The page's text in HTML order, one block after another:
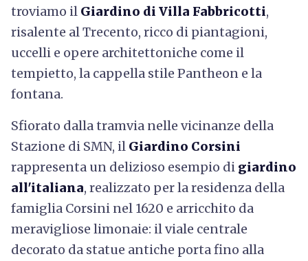
troviamo il Giardino di Villa Fabbricotti,
risalente al Trecento, ricco di piantagioni,
uccelli e opere architettoniche come il
tempietto, la cappella stile Pantheon e la
fontana.
Sfiorato dalla tramvia nelle vicinanze della
Stazione di SMN, il Giardino Corsini
rappresenta un delizioso esempio di giardino
all'italiana, realizzato per la residenza della
famiglia Corsini nel 1620 e arricchito da
meravigliose limonaie: il viale centrale
decorato da statue antiche porta fino alla